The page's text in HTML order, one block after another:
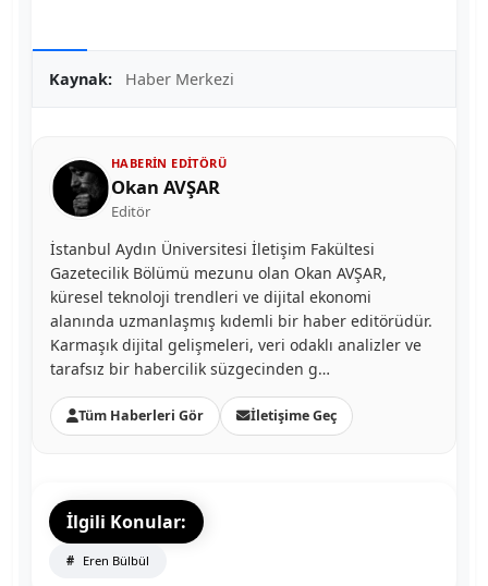
Kaynak: Haber Merkezi
HABERIN EDITÖRÜ
Okan AVŞAR
Editör
İstanbul Aydın Üniversitesi İletişim Fakültesi
Gazetecilik Bölümü mezunu olan Okan AVŞAR,
küresel teknoloji trendleri ve dijital ekonomi
alanında uzmanlaşmış kıdemli bir haber editörüdür.
Karmaşık dijital gelişmeleri, veri odaklı analizler ve
tarafsız bir habercilik süzgecinden g…
Tüm Haberleri Gör İletişime Geç
İlgili Konular:
Eren Bülbül